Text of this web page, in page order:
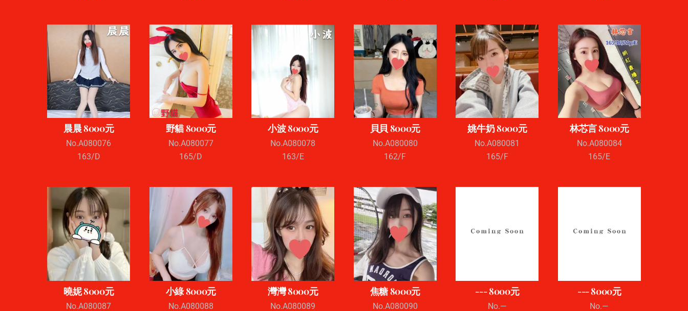
晨晨 8000元
No.A080076
163/D
野貓 8000元
No.A080077
165/D
小波 8000元
No.A080078
163/E
貝貝 8000元
No.A080080
162/F
姚牛奶 8000元
No.A080081
165/F
林芯言 8000元
No.A080084
165/E
曉妮 8000元
No.A080087
小綠 8000元
No.A080088
灣灣 8000元
No.A080089
焦糖 8000元
No.A080090
--- 8000元
No.—
--- 8000元
No.—